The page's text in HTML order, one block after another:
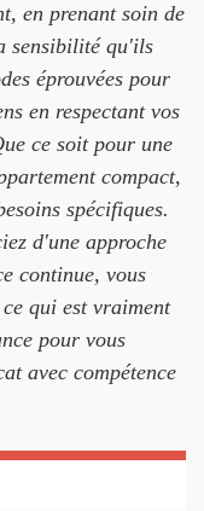
en prenant soin de
sensibilité qu'ils
éprouvées pour
en respectant vos
ce soit pour une
compact,
spécifiques.
d'une approche
continue, vous
qui est vraiment
pour vous
avec compétence